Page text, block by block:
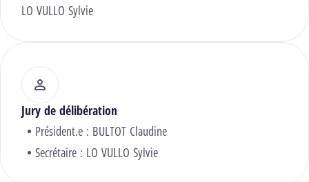
LO VULLO Sylvie
Jury de délibération
Président.e : BULTOT Claudine
Secrétaire : LO VULLO Sylvie